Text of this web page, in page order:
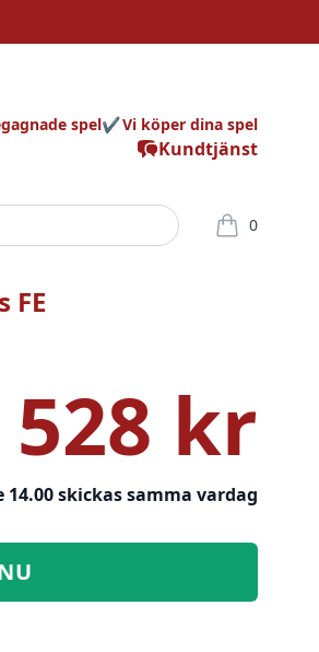
Kundtjänst
spel Vi köper dina spel
0
varor i
FE
528 kr
skickas samma vardag